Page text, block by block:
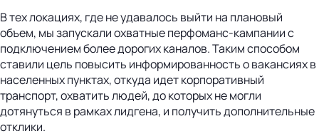
В тех локациях, где не удавалось выйти на плановый
объем, мы запускали охватные перфоманс-кампании с
подключением более дорогих каналов. Таким способом
ставили цель повысить информированность о вакансиях в
населенных пунктах, откуда идет корпоративный
транспорт, охватить людей, до которых не могли
дотянуться в рамках лидгена, и получить дополнительные
отклики.